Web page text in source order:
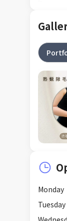
Monday
Tuesday